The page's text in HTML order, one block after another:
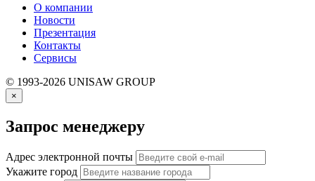
О компании
Новости
Презентация
Контакты
Сервисы
© 1993-2026 UNISAW GROUP
×
Запрос менеджеру
Адрес электронной почты
Укажите город